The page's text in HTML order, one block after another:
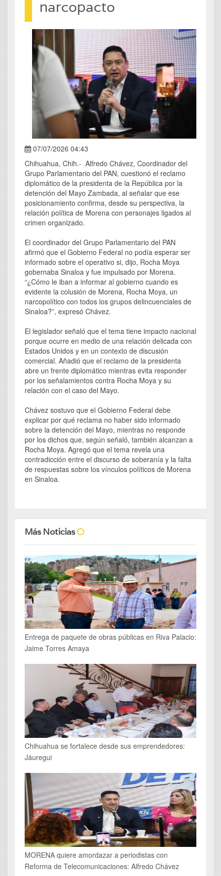
narcopacto
07/07/2026 04:43
Chihuahua, Chih.- Alfredo Chávez, Coordinador del
Grupo Parlamentario del PAN, cuestionó el reclamo
diplomático de la presidenta de la República por la
detención del Mayo Zambada, al señalar que ese
posicionamiento confirma, desde su perspectiva, la
relación política de Morena con personajes ligados al
crimen organizado.
El coordinador del Grupo Parlamentario del PAN
afirmó que el Gobierno Federal no podía esperar ser
informado sobre el operativo si, dijo, Rocha Moya
gobernaba Sinaloa y fue impulsado por Morena.
“¿Cómo le iban a informar al gobierno cuando es
evidente la colusión de Morena, Rocha Moya, un
narcopolítico con todos los grupos delincuenciales de
Sinaloa?”, expresó Chávez.
El legislador señaló que el tema tiene impacto nacional
porque ocurre en medio de una relación delicada con
Estados Unidos y en un contexto de discusión
comercial. Añadió que el reclamo de la presidenta
abre un frente diplomático mientras evita responder
por los señalamientos contra Rocha Moya y su
relación con el caso del Mayo.
Chávez sostuvo que el Gobierno Federal debe
explicar por qué reclama no haber sido informado
sobre la detención del Mayo, mientras no responde
por los dichos que, según señaló, también alcanzan a
Rocha Moya. Agregó que el tema revela una
contradicción entre el discurso de soberanía y la falta
de respuestas sobre los vínculos políticos de Morena
en Sinaloa.
Más Noticias
Entrega de paquete de obras públicas en Riva Palacio:
Jaime Torres Amaya
Chihuahua se fortalece desde sus emprendedores:
Jáuregui
MORENA quiere amordazar a periodistas con
Reforma de Telecomunicaciones: Alfredo Chávez